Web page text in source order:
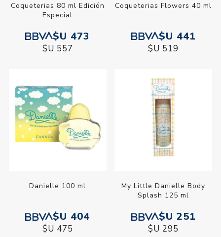
Coqueterias 80 ml Edición
Especial
$U 473
$U 557
Coqueterias Flowers 40 ml
$U 441
$U 519
Danielle 100 ml
$U 404
$U 475
My Little Danielle Body
Splash 125 ml
$U 251
$U 295